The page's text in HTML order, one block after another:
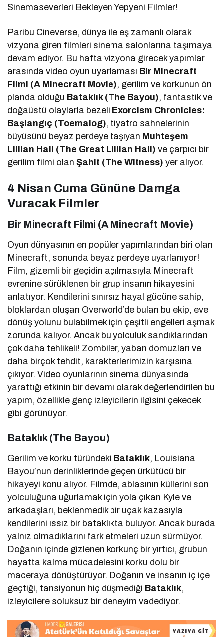
Sinemaseverleri Bekleyen Yepyeni Filmler!
Paribu Cineverse, dünya ile eş zamanlı olarak
vizyona giren filmleri sinema salonlarına taşımaya
devam ediyor. Bu hafta vizyona girecek yapımlar
arasında video oyun uyarlaması Bir Minecraft
Filmi (A Minecraft Movie), gerilim ve korkunun ön
planda olduğu Bataklık (The Bayou), fantastik ve
doğaüstü olaylarla bezeli Exorcism Chronicles:
Başlangıç (Toemalog), tiyatro sahnelerinin
büyüsünü beyaz perdeye taşıyan Muhteşem
Lillian Hall (The Great Lillian Hall) ve çarpıcı bir
gerilim filmi olanŞahit (The Witness) yer alıyor.
4 Nisan Cuma Gününe Damga
Vuracak Filmler
Bir Minecraft Filmi (A Minecraft Movie)
Oyun dünyasının en popüler yapımlarından biri olan
Minecraft, sonunda beyaz perdeye uyarlanıyor!
Film, gizemli bir geçidin açılmasıyla Minecraft
evrenine sürüklenen bir grup insanın hikayesini
anlatıyor. Kendilerini sınırsız hayal gücüne sahip,
bloklardan oluşan Overworld’de bulan bu ekip, eve
dönüş yolunu bulabilmek için çeşitli engelleri aşmak
zorunda kalıyor. Ancak bu yolculuk sandıklarından
çok daha tehlikeli! Zombiler, yaban domuzları ve
daha birçok tehdit, karakterlerimizin karşısına
çıkıyor. Video oyunlarının sinema dünyasında
yarattığı etkinin bir devamı olarak değerlendirilen bu
yapım, özellikle genç izleyicilerin ilgisini çekecek
gibi görünüyor.
Bataklık (The Bayou)
Gerilim ve korku türündeki Bataklık, Louisiana
Bayou’nun derinliklerinde geçen ürkütücü bir
hikayeyi konu alıyor. Filmde, ablasının küllerini son
yolculuğuna uğurlamak için yola çıkan Kyle ve
arkadaşları, beklenmedik bir uçak kazasıyla
kendilerini ıssız bir bataklıkta buluyor. Ancak burada
yalnız olmadıklarını fark etmeleri uzun sürmüyor.
Doğanın içinde gizlenen korkunç bir yırtıcı, grubun
hayatta kalma mücadelesini korku dolu bir
maceraya dönüştürüyor. Doğanın ve insanın iç içe
geçtiği, tansiyonun hiç düşmediği Bataklık,
izleyicilere soluksuz bir deneyim vadediyor.